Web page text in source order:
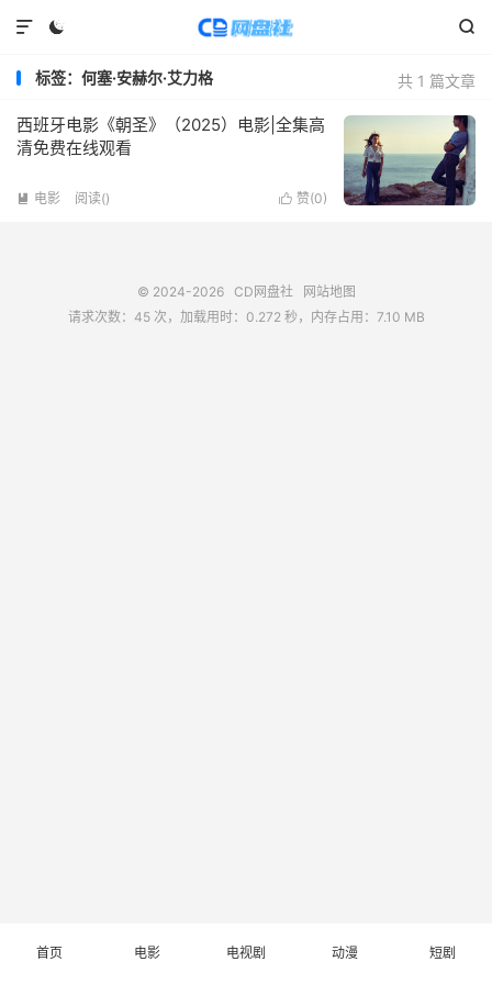
 

共 1 篇文章
标签：何塞·安赫尔·艾力格
西班牙电影《朝圣》（2025）电影|全集高
清免费在线观看
 赞(0)
 电影 阅读()
© 2024-2026 CD网盘社
网站地图
请求次数：45 次，加载用时：0.272 秒，内存占用：7.10 MB
首页 电影 电视剧 动漫 短剧